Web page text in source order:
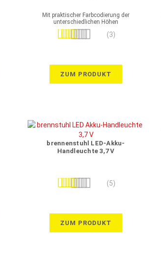
Mit praktischer Farbcodierung der
unterschiedlichen Höhen
Bewertung:
(3)
ZUM PRODUKT
brennenstuhl LED-Akku-
Handleuchte 3,7 V
Bewertung: (5)
ZUM PRODUKT